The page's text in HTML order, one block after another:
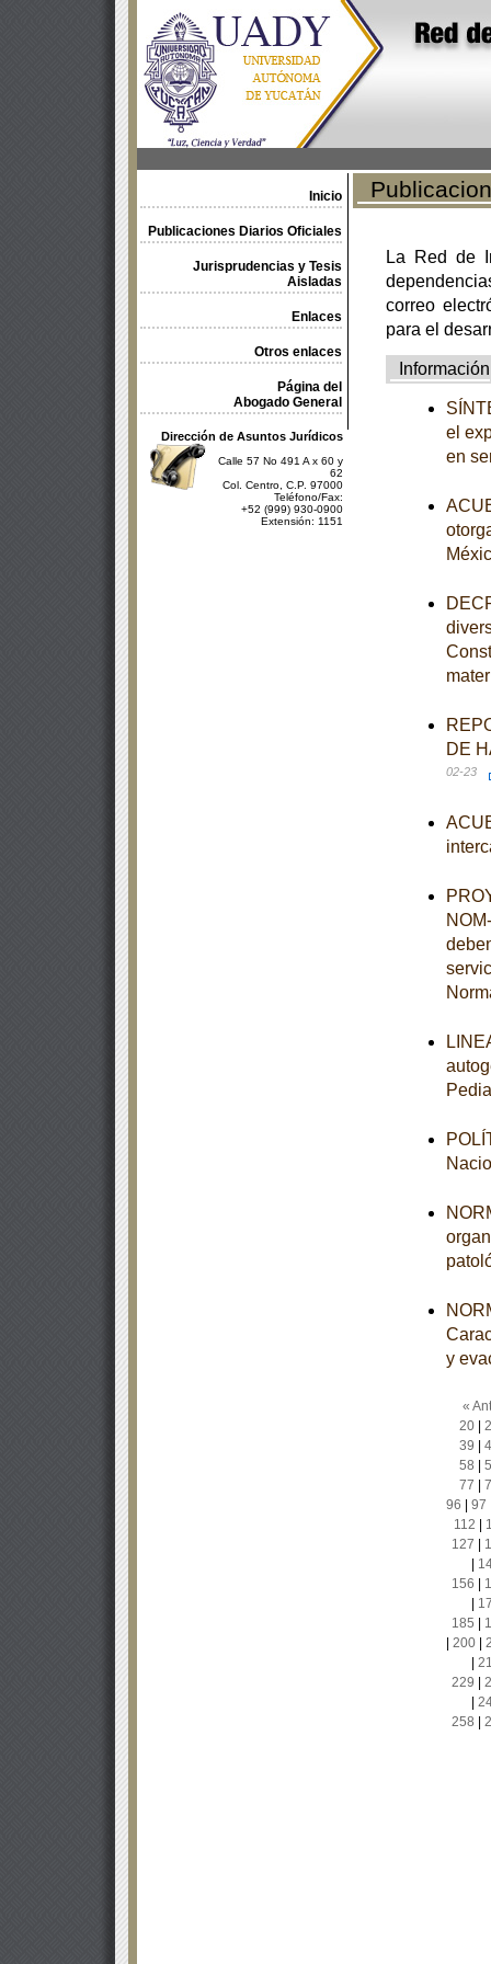
Inicio
Publicaciones Diarios Oficiales
Jurisprudencias y Tesis
Aisladas
Enlaces
Otros enlaces
Página del
Abogado General
Dirección de Asuntos Jurídicos
Calle 57 No 491 A x 60 y
62
Col. Centro, C.P. 97000
Teléfono/Fax:
+52 (999) 930-0900
Extensión: 1151
La Red de
correo
para el
Información
el
en
DE
02-23
y
«
20|
39
58
77
96
97
112
127
156
185
200|
229
258